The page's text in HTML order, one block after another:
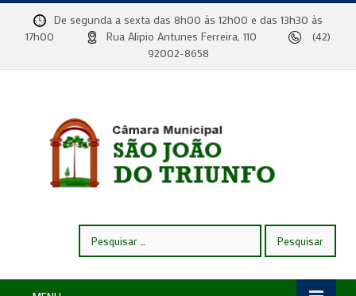
De segunda a sexta das 8h00 às 12h00 e das 13h30 às
17h00
Rua Alipio Antunes Ferreira, 110
(42)
92002-8658
por: